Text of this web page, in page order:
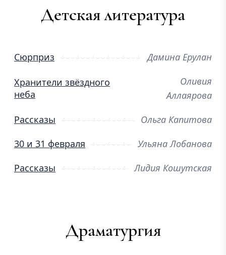
Детская литература
Сюрприз Дамина Ерулан
Хранители звёздного
неба
Оливия
Аллаярова
Рассказы
Ольга Капитова
30 и 31 февраля
Ульяна Лобанова
Рассказы
Лидия Кошутская
Драматургия